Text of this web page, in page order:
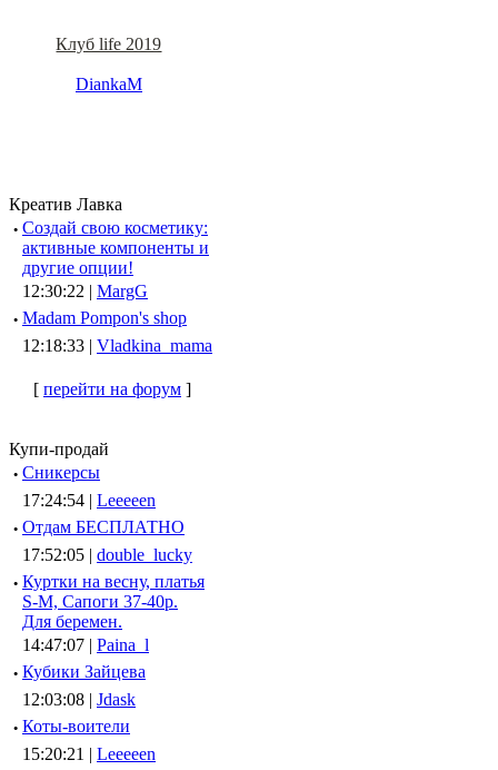
Клуб life 2019
DiankaM
Креатив Лавка
· Создай свою косметику:
активные компоненты и
другие опции!
12:30:22 | MargG
· Madam Pompon's shop
12:18:33 | Vladkina_mama
[ перейти на форум ]
Купи-продай
· Сникерсы
17:24:54 | Leeeeen
· Отдам БЕСПЛАТНО
17:52:05 | double_lucky
· Куртки на весну, платья
S-M, Сапоги 37-40р.
Для беремен.
14:47:07 | Paina_l
· Кубики Зайцева
12:03:08 | Jdask
· Коты-воители
15:20:21 | Leeeeen